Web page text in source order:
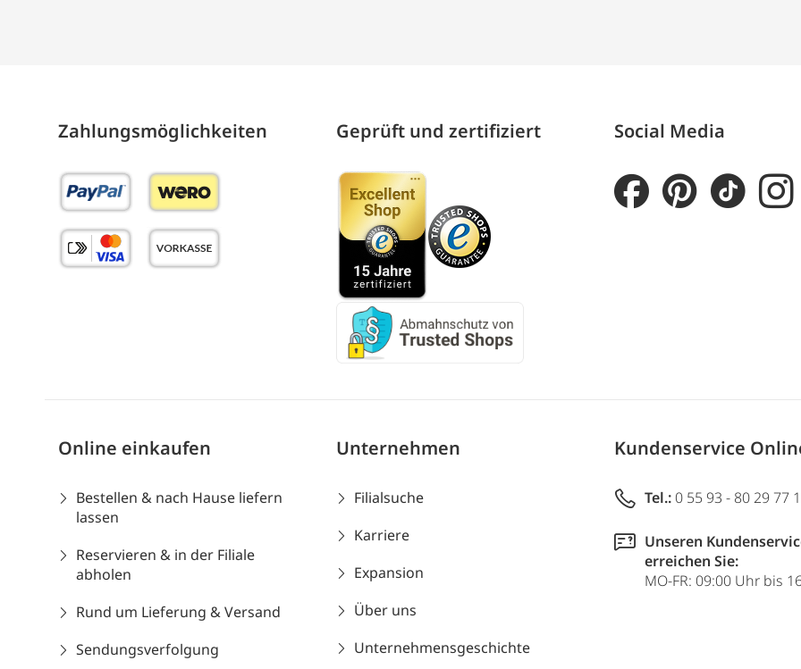
Zahlungs­möglich­keiten Geprüft und zertifiziert Social Media
Online einkaufen
Bestellen & nach Hause liefern
lassen
Reservieren & in der Filiale
abholen
Rund um Lieferung & Versand
Sendungsverfolgung
Unternehmen
Filialsuche
Karriere
Expansion
Über uns
Unternehmensgeschichte
Kundenservice
Tel.: 0 55 93 - 80 29 77
Unseren
erreichen Sie:
MO-FR: 09:00 Uhr bis